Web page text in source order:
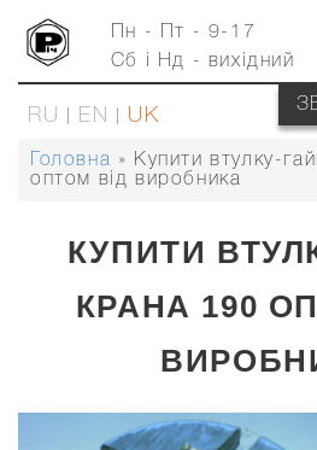
основного
Пн - Пт - 9-17
Сб і Нд - вихідний
RU EN UK
РЯДОК
Головна
Купити втулку-
оптом від виробника
КУПИТИ
КРАНА 190